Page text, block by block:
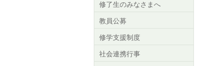
修了生のみなさまへ
教員公募
修学支援制度
社会連携行事